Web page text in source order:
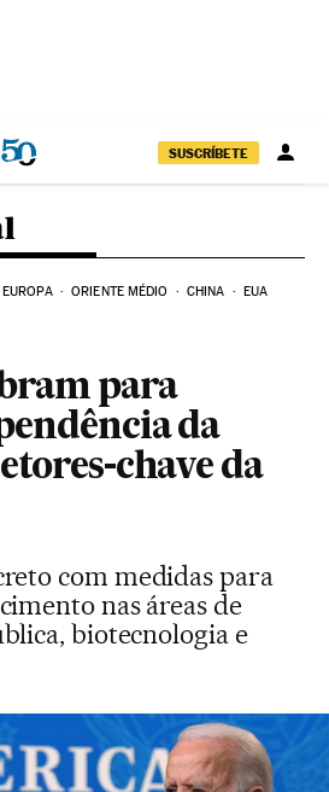
SUSCRÍBETE
EUROPA ORIENTE MÉDIO CHINA EUA
para
da
chave da
com medidas para
nas áreas de
biotecnologia e